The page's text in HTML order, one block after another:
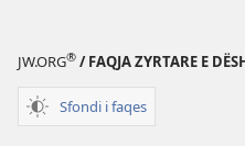
JW.ORG® / FAQJA ZYRTARE E
Sfondi i faqes